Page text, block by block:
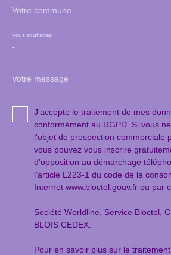
Votre commune
-
Vous souhaitez
Votre message
J'accepte le traitement de mes
conformément au RGPD. Si vous
l'objet de prospection commerciale
vous pouvez vous inscrire
d'opposition au démarchage
l'article L223-1 du code de la
Internet www.bloctel.gouv.fr ou par
Société Worldline, Service Bloctel,
BLOIS CEDEX.
Pour en savoir plus sur le